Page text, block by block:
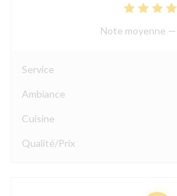
Note moyenne —
Service
Ambiance
Cuisine
Qualité/Prix